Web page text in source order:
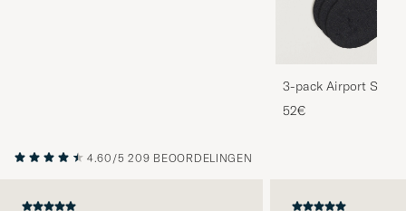
3-pack Airport
Melange
52€
4.60/5 209 BEOORDELINGEN